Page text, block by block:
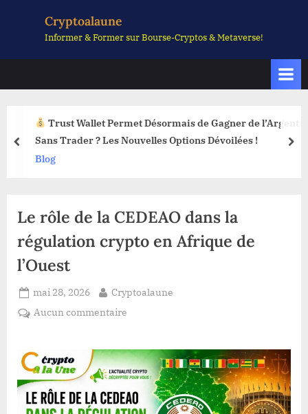
Cryptoalaune
Informer & Former sur Bourse-Cryptos & Metaverse!
Trust Wallet Permet Désormais de Gagner de l’Argent
Sans Trader ? Les Nouvelles Options Dévoilées !
Blog
prev
Le rôle de la CEDEAO dans la
régulation crypto en Afrique de
l’Ouest
Posted
on
mai 28, 2026 By
Cryptoalaune
Aucun commentaire
de
la
CEDEAO
dans